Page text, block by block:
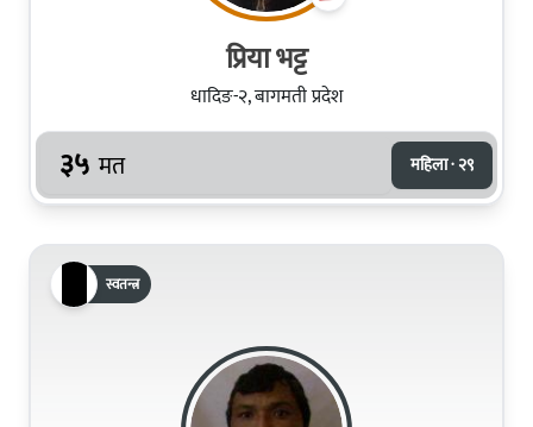
प्रिया भट्ट
धादिङ-२, बागमती प्रदेश
३५ मत महिला · २९
स्वतन्त्र